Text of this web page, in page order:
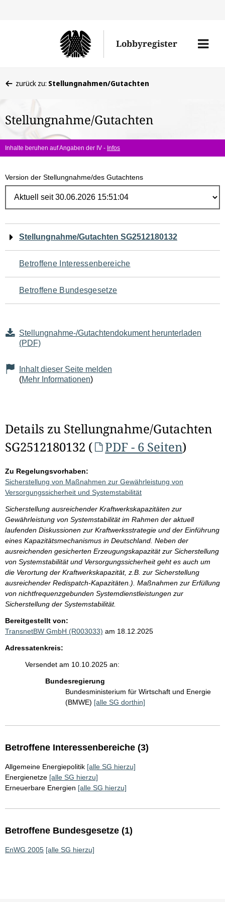
Lobbyregister
Menü
befinden
hier:
zurück zu: Stellungnahmen/Gutachten
Stellungnahme/Gutachten
Inhalte beruhen auf Angaben der IV - Infos
Version der Stellungnahme/des Gutachtens
Navigation
für
den
Seiteninhalt
Stellungnahme/Gutachten SG2512180132
Betroffene Interessenbereiche
Betroffene Bundesgesetze
Stellungnahme-/Gutachtendokument herunterladen
(PDF)
Inhalt dieser Seite melden
(Mehr Informationen)
Details zu Stellungnahme/Gutachten
SG2512180132 (
PDF - 6 Seiten)
Zu Regelungsvorhaben:
Sicherstellung von Maßnahmen zur Gewährleistung von
Versorgungssicherheit und Systemstabilität
Sicherstellung ausreichender Kraftwerkskapazitäten zur
Gewährleistung von Systemstabilität im Rahmen der aktuell
laufenden Diskussionen zur Kraftwerksstrategie und der Einführung
eines Kapazitätsmechanismus in Deutschland. Neben der
ausreichenden gesicherten Erzeugungskapazität zur Sicherstellung
von Systemstabilität und Versorgungssicherheit geht es auch um
die Verortung der Kraftwerkskapazität, z.B. zur Sicherstellung
ausreichender Redispatch-Kapazitäten.). Maßnahmen zur Erfüllung
von nichtfrequenzgebunden Systemdienstleistungen zur
Sicherstellung der Systemstabilität.
Bereitgestellt von:
TransnetBW GmbH (R003033) am 18.12.2025
Adressatenkreis:
Versendet am 10.10.2025 an:
Bundesregierung
Bundesministerium für Wirtschaft und Energie
(BMWE) [alle SG dorthin]
Betroffene Interessenbereiche (3)
Allgemeine Energiepolitik [alle SG hierzu]
Energienetze [alle SG hierzu]
Erneuerbare Energien [alle SG hierzu]
Betroffene Bundesgesetze (1)
EnWG 2005 [alle SG hierzu]